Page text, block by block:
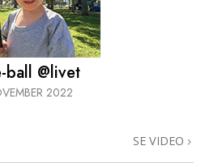
@livet
2022
SE VIDEO